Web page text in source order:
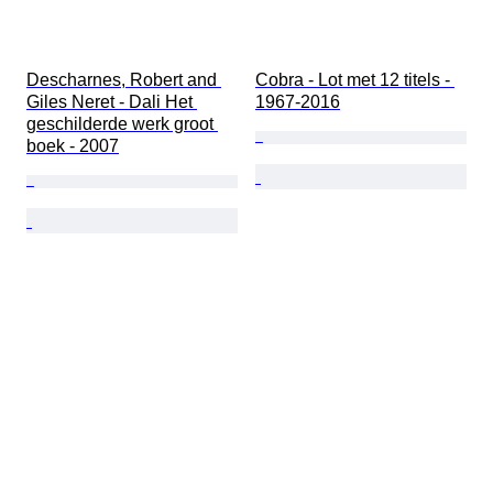
Descharnes, Robert and
Giles Neret - Dali Het
geschilderde werk groot
boek - 2007
Cobra - Lot met 12 titels -
1967-2016